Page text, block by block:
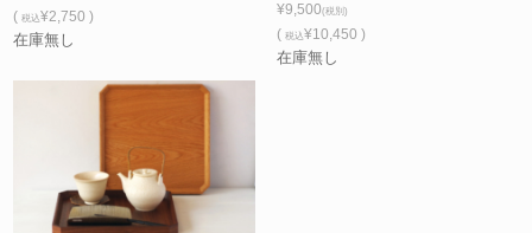
(税込¥2,750 )
在庫無し
¥9,500(税別)
( 税込¥10,450 )
在庫無し